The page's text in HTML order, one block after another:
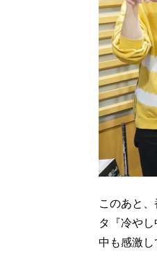
このあと
タ『冷や
中も感激し